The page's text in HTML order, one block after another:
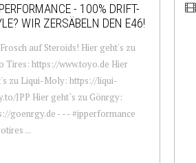
- 100% DRIFT-
WIR ZERSÄBELN DEN E46!
auf Steroids! Hier geht's zu
Tires: https://www.toyo.de Hier
zu Liqui-Moly: https://liqui-
JPP Hier geht`s zu Gönrgy:
goenrgy.de - - - #jpperformance
...